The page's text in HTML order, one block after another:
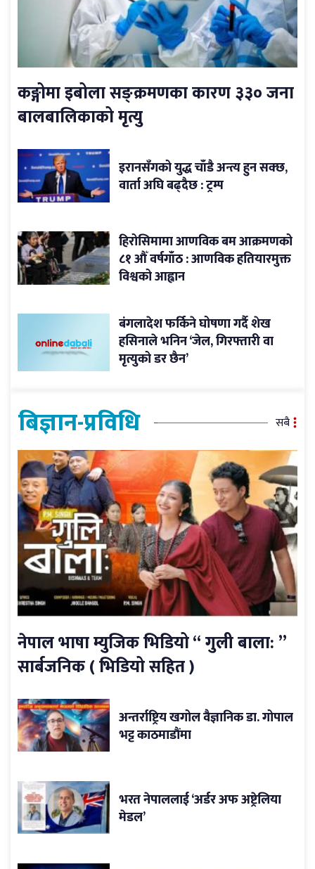
कङ्गोमा इबोला सङ्क्रमणका कारण ३३० जना
बालबालिकाको मृत्यु
इरानसँगको युद्ध चाँडै अन्त्य हुन सक्छ,
वार्ता अघि बढ्दैछ : ट्रम्प
हिरोसिमामा आणविक बम आक्रमणको
८१ औँ वर्षगाँठ : आणविक हतियारमुक्त
विश्वको आह्वान
बंगलादेश फर्किने घोषणा गर्दै शेख
हसिनाले भनिन ‘जेल, गिरफ्तारी वा
मृत्युको डर छैन’
बिज्ञान-प्रविधि सबै
नेपाल भाषा म्युजिक भिडियो “ गुली बाला: ”
सार्बजनिक ( भिडियो सहित )
अन्तर्राष्ट्रिय खगोल वैज्ञानिक डा. गोपाल
भट्ट काठमाडौंमा
भरत नेपाललाई ‘अर्डर अफ अष्ट्रेलिया
मेडल’